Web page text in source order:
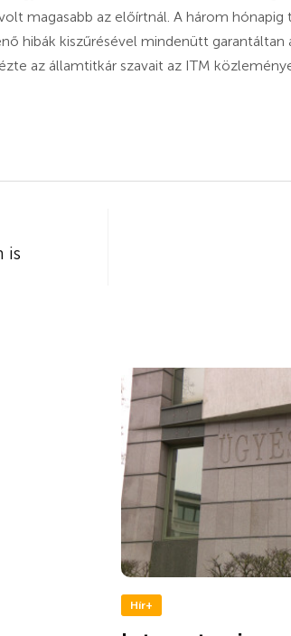
magasabb az előírtnál. A három hónapig
hibák kiszűrésével mindenütt
az államtitkár szavait az ITM
is
Hír+